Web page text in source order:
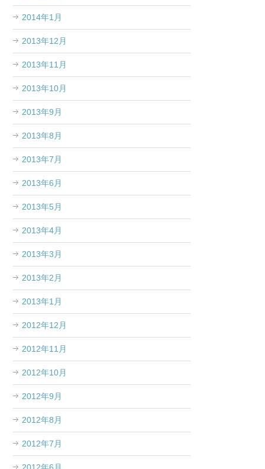
2014年1月
2013年12月
2013年11月
2013年10月
2013年9月
2013年8月
2013年7月
2013年6月
2013年5月
2013年4月
2013年3月
2013年2月
2013年1月
2012年12月
2012年11月
2012年10月
2012年9月
2012年8月
2012年7月